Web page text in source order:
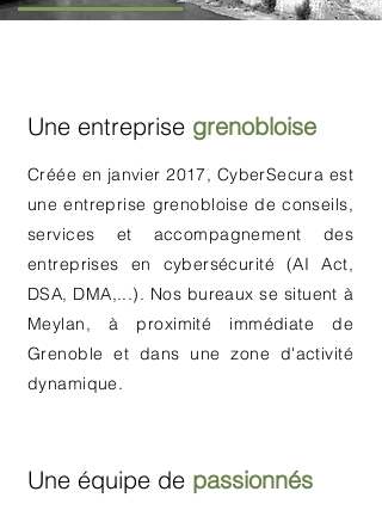
Une entreprise grenobloise
Créée en janvier 2017, CyberSecura est
une entreprise grenobloise deconseils,
services et accompagnement des
entreprises en cybersécurité (AI Act,
DSA, DMA,...). Nos bureaux se situent à
Meylan, à proximité immédiate de
Grenoble et dans une zone d'activité
dynamique.
Une équipe de passionnés